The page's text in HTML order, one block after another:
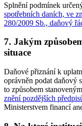
Splnění podmínek
spotřebních daních, ve
280/2009 Sb., daňový
7. Jakým
situace
Daňové přiznání k
oprávněn podat daňový
to způsobem stanoveným
znění pozdějších
Ministerstvem financí